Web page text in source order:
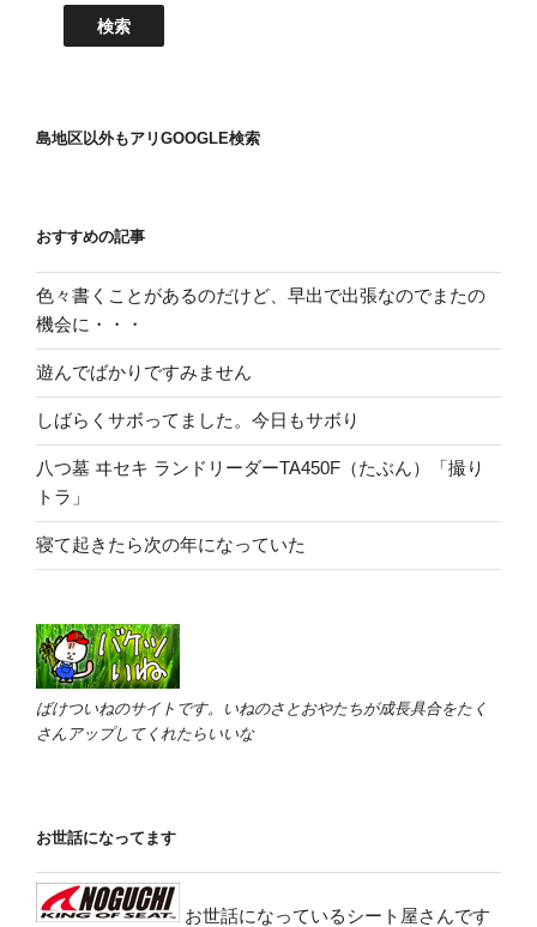
島地区以外もアリGOOGLE検索
おすすめの記事
色々書くことがあるのだけど、早出で出張なのでまたの
機会に・・・
遊んでばかりですみません
しばらくサボってました。今日もサボり
八つ墓 ヰセキ ランドリーダーTA450F（たぶん）「撮り
トラ」
寝て起きたら次の年になっていた
ばけついねのサイトです。いねのさとおやたちが成長具合をたく
さんアップしてくれたらいいな
お世話になってます
お世話になっているシート屋さんです